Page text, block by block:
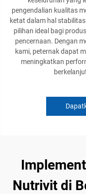
pengendalian kualitas
ketat dalam hal
pilihan ideal bagi
pencernaan. Dengan
kami, peternak dapat
meningkatkan
Nutrivit di